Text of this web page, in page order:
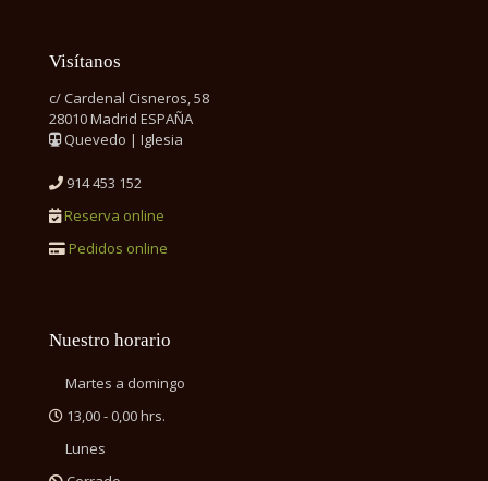
Visítanos
c/ Cardenal Cisneros, 58
28010 Madrid ESPAÑA
Quevedo | Iglesia
914 453 152
Reserva online
Pedidos online
Nuestro horario
Martes a domingo
13,00 - 0,00 hrs.
Lunes